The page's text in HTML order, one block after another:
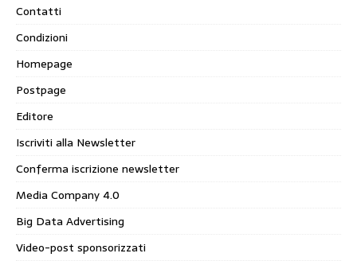
Contatti
Condizioni
Homepage
Postpage
Editore
Iscriviti alla Newsletter
Conferma iscrizione newsletter
Media Company 4.0
Big Data Advertising
Video-post sponsorizzati